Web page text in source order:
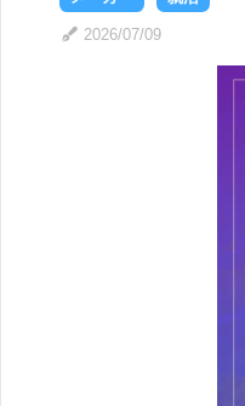
2026/07/09